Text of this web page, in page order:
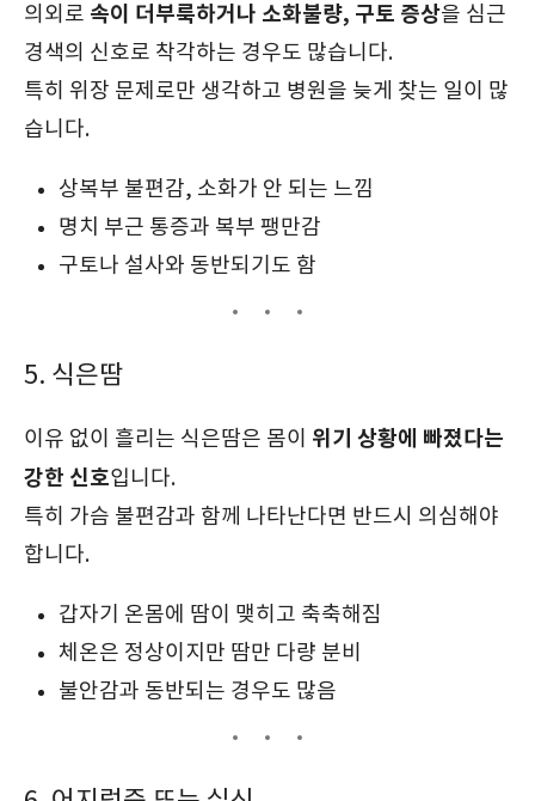
의외로 속이 더부룩하거나 소화불량, 구토 증상을 심근
경색의 신호로 착각하는 경우도 많습니다.
특히 위장 문제로만 생각하고 병원을 늦게 찾는 일이 많
습니다.
상복부 불편감, 소화가 안 되는 느낌
명치 부근 통증과 복부 팽만감
구토나 설사와 동반되기도 함
5. 식은땀
이유 없이 흘리는 식은땀은 몸이 위기 상황에 빠졌다는
강한 신호입니다.
특히 가슴 불편감과 함께 나타난다면 반드시 의심해야
합니다.
갑자기 온몸에 땀이 맺히고 축축해짐
체온은 정상이지만 땀만 다량 분비
불안감과 동반되는 경우도 많음